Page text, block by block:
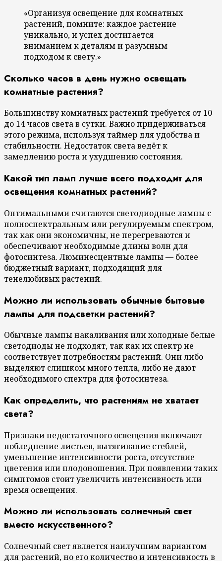
«Организуя освещение для комнатных
растений, помните: каждое растение
уникально, и успех достигается
вниманием к деталям и разумным
подходом к свету.»
Сколько часов в день нужно освещать
комнатные растения?
Большинству комнатных растений требуется от 10
до 14 часов света в сутки. Важно придерживаться
этого режима, используя таймер для удобства и
стабильности. Недостаток света ведёт к
замедлению роста и ухудшению состояния.
Какой тип ламп лучше всего подходит для
освещения комнатных растений?
Оптимальными считаются светодиодные лампы с
полноспектральным или регулируемым спектром,
так как они экономичны, не перегреваются и
обеспечивают необходимые длины волн для
фотосинтеза. Люминесцентные лампы — более
бюджетный вариант, подходящий для
тенелюбивых растений.
Можно ли использовать обычные бытовые
лампы для подсветки растений?
Обычные лампы накаливания или холодные белые
светодиоды не подходят, так как их спектр не
соответствует потребностям растений. Они либо
выделяют слишком много тепла, либо не дают
необходимого спектра для фотосинтеза.
Как определить, что растениям не хватает
света?
Признаки недостаточного освещения включают
побледнение листьев, вытягивание стеблей,
уменьшение интенсивности роста, отсутствие
цветения или плодоношения. При появлении таких
симптомов стоит увеличить интенсивность или
время освещения.
Можно ли использовать солнечный свет
вместо искусственного?
Солнечный свет является наилучшим вариантом
для растений, но его количество и интенсивность в